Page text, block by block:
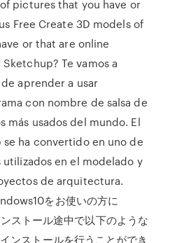
pictures that you have or
Free Create 3D models of
or that are online
Te vamos a
aprender a usar
con nombre de salsa de
más usados del mundo. El
ha convertido en uno de
utilizados en el modelado y
de arquitectura.
をお使いの方に
ストール途中で以下のような
ンストールを行うことができ